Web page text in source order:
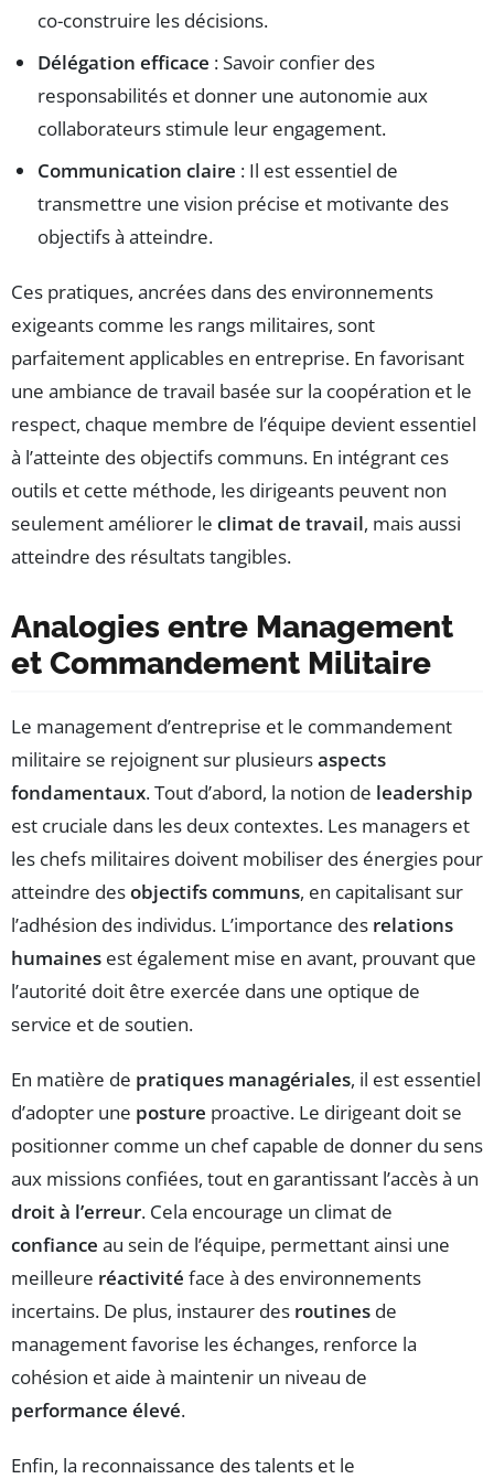
co-construire les décisions.
Délégation efficace : Savoir confier des
responsabilités et donner une autonomie aux
collaborateurs stimule leur engagement.
Communication claire : Il est essentiel de
transmettre une vision précise et motivante des
objectifs à atteindre.
Ces pratiques, ancrées dans des environnements
exigeants comme les rangs militaires, sont
parfaitement applicables en entreprise. En favorisant
une ambiance de travail basée sur la coopération et le
respect, chaque membre de l’équipe devient essentiel
à l’atteinte des objectifs communs. En intégrant ces
outils et cette méthode, les dirigeants peuvent non
seulement améliorer le climat de travail, mais aussi
atteindre des résultats tangibles.
Analogies entre Management
et Commandement Militaire
Le management d’entreprise et le commandement
militaire se rejoignent sur plusieursaspects
fondamentaux. Tout d’abord, la notion de leadership
est cruciale dans les deux contextes. Les managers et
les chefs militaires doivent mobiliser des énergies pour
atteindre desobjectifs communs, en capitalisant sur
l’adhésion des individus. L’importance des relations
humaines est également mise en avant, prouvant que
l’autorité doit être exercée dans une optique de
service et de soutien.
En matière de pratiques managériales, il est essentiel
d’adopter une posture proactive. Le dirigeant doit se
positionner comme un chef capable de donner du sens
aux missions confiées, tout en garantissant l’accès à un
droit à l’erreur. Cela encourage un climat de
confiance au sein de l’équipe, permettant ainsi une
meilleure réactivité face à des environnements
incertains. De plus, instaurer des routines de
management favorise les échanges, renforce la
cohésion et aide à maintenir un niveau de
performance élevé.
Enfin, la reconnaissance des talents et le